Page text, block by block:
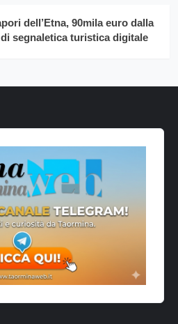
dell’Etna, 90mila euro dalla
segnaletica turistica digitale